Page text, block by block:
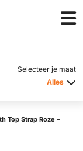
Selecteer je maat
Alles
Top Strap Roze –